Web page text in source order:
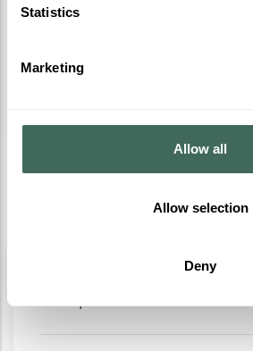
Statistics
Marketing
Allow all
Allow selection
Deny